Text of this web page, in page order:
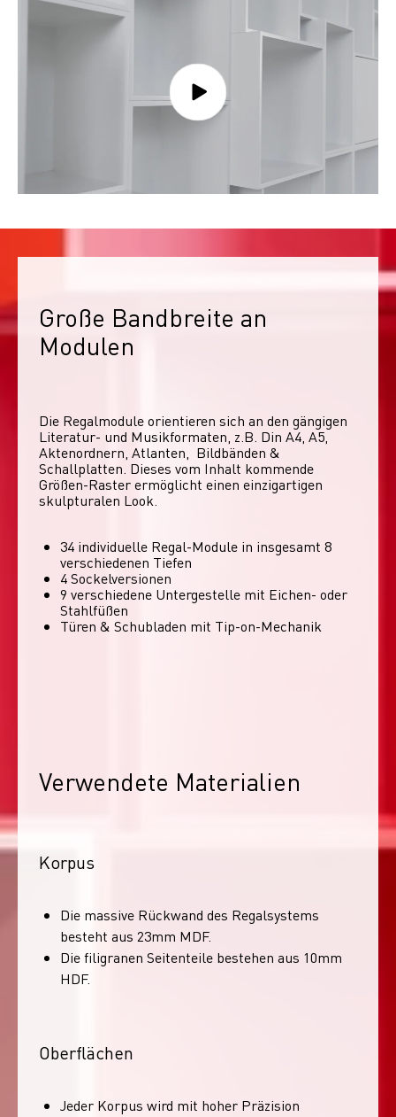
Große Bandbreite an
Modulen
Die Regalmodule orientieren sich an den gängigen
Literatur- und Musikformaten, z.B. Din A4, A5,
Aktenordnern, Atlanten,  Bildbänden &
Schallplatten. Dieses vom Inhalt kommende
Größen-Raster ermöglicht einen einzigartigen
skulpturalen Look.
34 individuelle Regal-Module​ in insgesamt 8
verschiedenen Tiefen
4 Sockelversionen​
9 verschiedene Untergestelle mit Eichen- oder
Stahlfüßen
Türen & Schubladen mit Tip-on-Mechanik
Verwendete Materialien
Korpus
Die massive Rückwand des Regalsystems
besteht aus 23mm MDF.
Die filigranen Seitenteile bestehen aus 10mm
HDF.
Oberflächen
Jeder Korpus wird mit hoher Präzision